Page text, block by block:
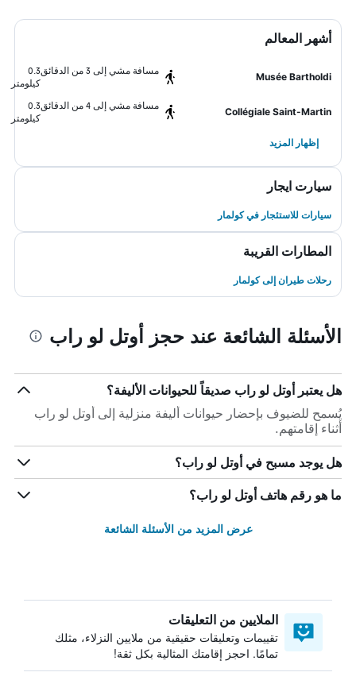
أشهر المعالم
Musée Bartholdi
مسافة مشي إلى 3 من الدقائق
0.3
كيلومتر
Collégiale Saint-Martin
مسافة مشي إلى 4 من الدقائق
0.3
كيلومتر
إظهار المزيد
سيارت ايجار
سيارات للاستئجار في كولمار
المطارات القريبة
رحلات طيران إلى كولمار
الأسئلة الشائعة عند حجز أوتل لو راب
هل يعتبر أوتل لو راب صديقاً للحيوانات الأليفة؟
يُسمح للضيوف بإحضار حيوانات أليفة منزلية إلى أوتل لو راب
أثناء إقامتهم.
هل يوجد مسبح في أوتل لو راب؟
ما هو رقم هاتف أوتل لو راب؟
عرض المزيد من الأسئلة الشائعة
الملايين من التعليقات
تقييمات وتعليقات حقيقية من ملايين النزلاء، مثلك
تمامًا. احجز إقامتك المثالية بكل ثقة!